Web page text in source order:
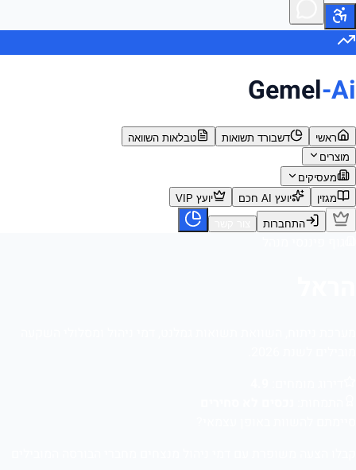
Gemel-Ai
ראשי דשבורד תשואות
טבלאות השוואה
מוצרים
מעסיקים
מגזין
יועץ AI חכם יועץ VIP
התחברות